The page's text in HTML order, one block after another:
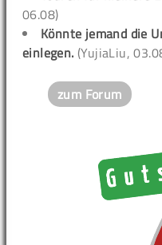
06.08)
Könnte jemand die
einlegen. (YujiaLiu,
zum Forum